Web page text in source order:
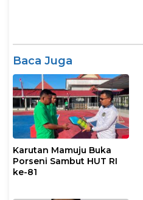
Baca Juga
Karutan Mamuju Buka
Porseni Sambut HUT RI
ke-81